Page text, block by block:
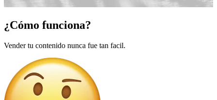
¿Cómo funciona?
Vender tu contenido nunca fue tan facil.